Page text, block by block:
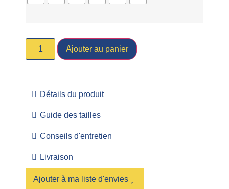
Ajouter au panier
Détails du produit
Guide des tailles
Conseils d'entretien
Livraison
Ajouter à ma liste d'envies